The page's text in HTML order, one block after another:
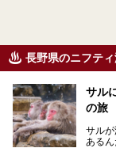
長野県のニフテ
サル
の旅
サル
ある